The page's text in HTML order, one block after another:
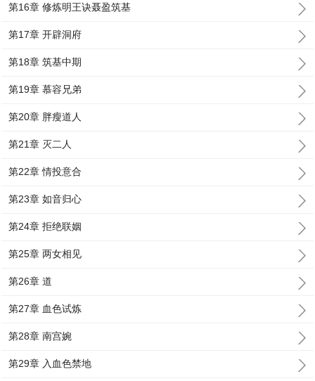
第16章 修炼明王诀聂盈筑基
第17章 开辟洞府
第18章 筑基中期
第19章 慕容兄弟
第20章 胖瘦道人
第21章 灭二人
第22章 情投意合
第23章 如音归心
第24章 拒绝联姻
第25章 两女相见
第26章 道
第27章 血色试炼
第28章 南宫婉
第29章 入血色禁地